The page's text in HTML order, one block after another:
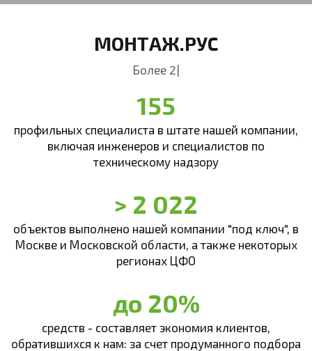
МОНТАЖ.РУС
Более 20 лет в сфере усл
155
профильных специалиста в штате нашей компании,
включая инженеров и специалистов по
техническому надзору
> 2 022
объектов выполнено нашей компании "под ключ", в
Москве и Московской области, а также некоторых
регионах ЦФО
до 20%
средств - составляет экономия клиентов,
обратившихся к нам: за счет продуманного подбора